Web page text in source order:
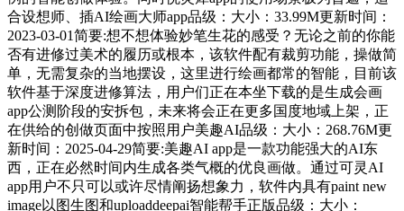
合设想师、插AI绘画大师app品级：大小：33.99M更新时间：
2023-03-01简要:想不想体验妙笔生花的感受？无论之前的你能
否有进修过美术的履历或根本，该软件配有裁剪功能，操做简
单，无需复杂的当地摆设，这里进行绘画都常的智能，目前该
软件基于深度进修算法，用户们正在本坐下载的是生成会画
app公测阶段的安拆包，未来将会正在更多国度地域上架，正
在供给的创做页面中按照用户美趣AI品级：大小：268.76M更
新时间：2025-04-29简要:美趣AI app是一款功能强大的AI东
西，正在必然时间内生成各类气概的优良画做。通过可灵AI
app用户不只可以或许尽情阐扬想象力，软件内具有paint new
image以图生图和uploaddeepai智能帮手正版品级：大小：